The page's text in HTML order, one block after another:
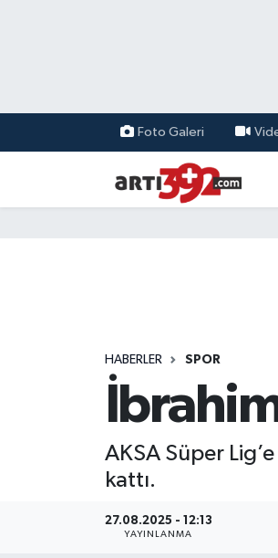
Foto Galeri
HABERLER SPOR
AKSA Süper
kattı.
27.08.2025 - 12:13
YAYINLANMA